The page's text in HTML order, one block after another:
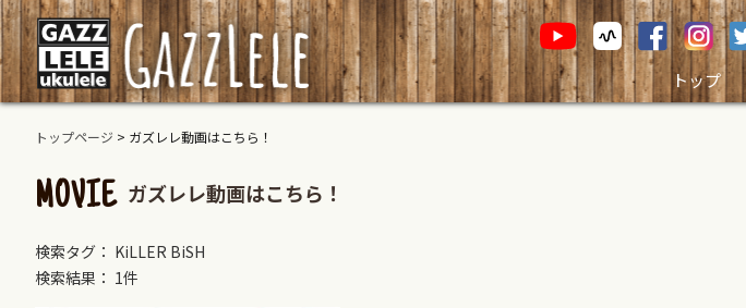
トップ
トップページ > ガズレレ動画はこちら！
MOVIE ガズレレ動画はこちら！
検索タグ： KiLLER BiSH
検索結果： 1件